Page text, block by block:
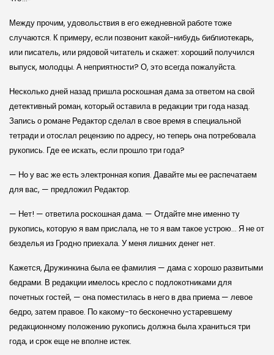
Между прочим, удовольствия в его ежедневной работе тоже
случаются. К примеру, если позвонит какой-нибудь библиотекарь,
или писатель, или рядовой читатель и скажет: хороший получился
выпуск, молодцы. А неприятности? О, это всегда пожалуйста.
Несколько дней назад пришла роскошная дама за ответом на свой
детективный роман, который оставила в редакции три года назад.
Запись о романе Редактор сделал в свое время в специальной
тетради и отослал рецензию по адресу, но теперь она потребовала
рукопись. Где ее искать, если прошло три года?
— Но у вас же есть электронная копия. Давайте мы ее распечатаем
для вас, — предложил Редактор.
— Нет! — ответила роскошная дама. — Отдайте мне именно ту
рукопись, которую я вам прислала, не то я вам такое устрою… Я не от
безделья из Гродно приехала. У меня лишних денег нет.
Кажется, Дружинкина была ее фамилия — дама с хорошо развитыми
бедрами. В редакции имелось кресло с подлокотниками для
почетных гостей, — она поместилась в него в два приема — левое
бедро, затем правое. По какому-то бесконечно устаревшему
редакционному положению рукопись должна была храниться три
года, и срок еще не вполне истек.